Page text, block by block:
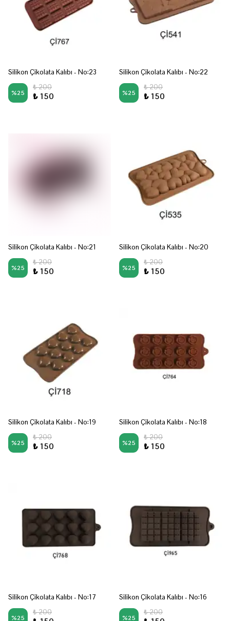
Silikon Çikolata Kalıbı - No:23
%25
₺ 200
₺ 150
Silikon Çikolata Kalıbı - No:22
%25
₺ 200
₺ 150
Silikon Çikolata Kalıbı - No:21
%25
₺ 200
₺ 150
Silikon Çikolata Kalıbı - No:20
%25
₺ 200
₺ 150
Silikon Çikolata Kalıbı - No:19
%25
₺ 200
₺ 150
Silikon Çikolata Kalıbı - No:18
%25
₺ 200
₺ 150
Silikon Çikolata Kalıbı - No:17
%25
₺ 200
Silikon Çikolata Kalıbı - No:16
%25
₺ 200